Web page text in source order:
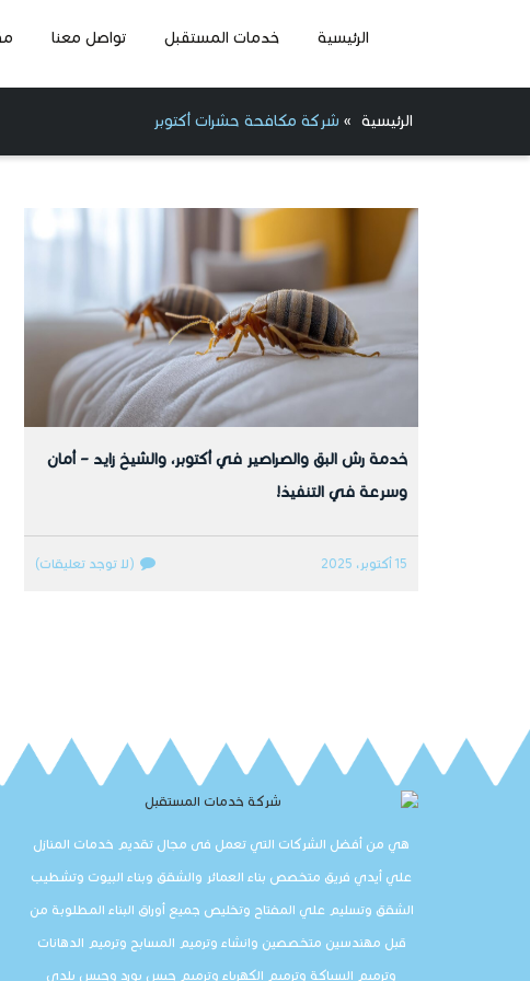
الرئيسية خدمات المستقبل تواصل معنا
الرئيسية » شركة مكافحة حشرات أكتوبر
خدمة رش البق والصراصير في أكتوبر، والشيخ زايد – أمان
وسرعة في التنفيذ!
15 أكتوبر، 2025 (لا توجد تعليقات)
هي من أفضل الشركات التي تعمل فى مجال تقديم خدمات المنازل
علي أيدي فريق متخصص بناء العمائر والشقق وبناء البيوت وتشطيب
الشقق وتسليم علي المفتاح وتخليص جميع أوراق البناء المطلوبة من
قبل مهندسين متخصصين وانشاء وترميم المسابح وترميم الدهانات
وترميم السباكة وترميم الكهرباء وترميم جبس بورد وجبس بلدي